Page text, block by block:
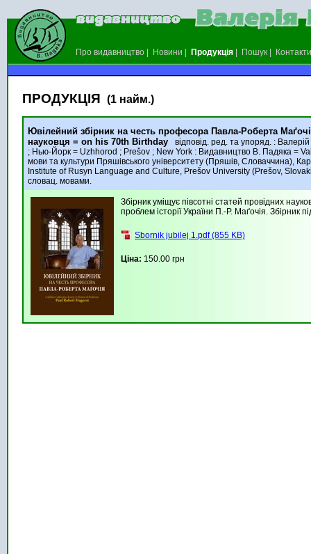
Про видавництво Новини Продукція Пошук Контакти
ПРОДУКЦІЯ (1 найм.)
Ювілейний збірник на честь професора Павла-Роберта
науковця = on his 70th Birthday
відповід. ред. та упоряд. :
; Нью-Йорк = Uzhhorod ; Prešov ; New York : Видавництво В. Падяка =
мови та культури Пряшівського університету (Пряшів,
Institute of Rusyn Language and Culture, Prešov University (Prešov,
словац. мовами.
Збірник уміщує півсотні статей провідних
проблем історії України П.-Р. Маґочія.
Sbornik jubilej 1.pdf (855 KB)
Ціна: 150.00 грн